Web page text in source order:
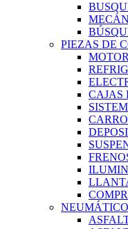
PIEZAS DE
CAJAS